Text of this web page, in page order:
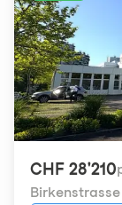
CHF 28'210